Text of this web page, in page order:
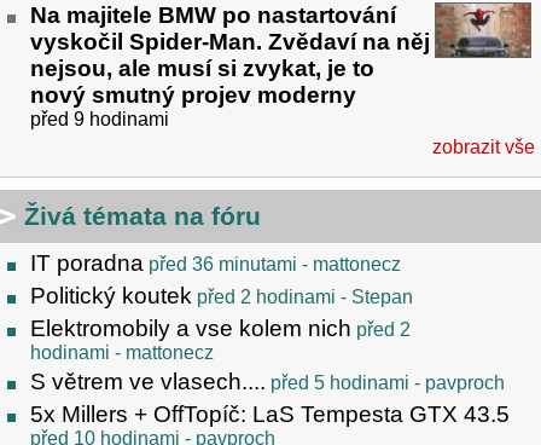
Na majitele BMW po nastartování
vyskočil Spider-Man. Zvědaví na něj
nejsou, ale musí si zvykat, je to
nový smutný projev moderny
před 9 hodinami
zobrazit vše
Živá témata na fóru
IT poradna před 36 minutami - mattonecz
Politický koutek před 2 hodinami - Stepan
Elektromobily a vse kolem nich před 2
hodinami - mattonecz
S větrem ve vlasech.... před 5 hodinami - pavproch
5x Millers + OffTopíč: LaS Tempesta GTX 43.5
před 10 hodinami - pavproch